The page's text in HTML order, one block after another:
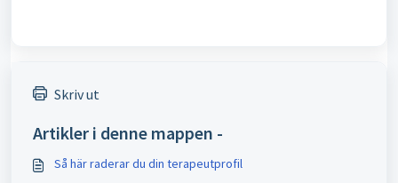
Skriv ut
Artikler i denne mappen -
Så här raderar du din terapeutprofil